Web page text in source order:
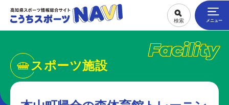
Facility
スポーツ施設